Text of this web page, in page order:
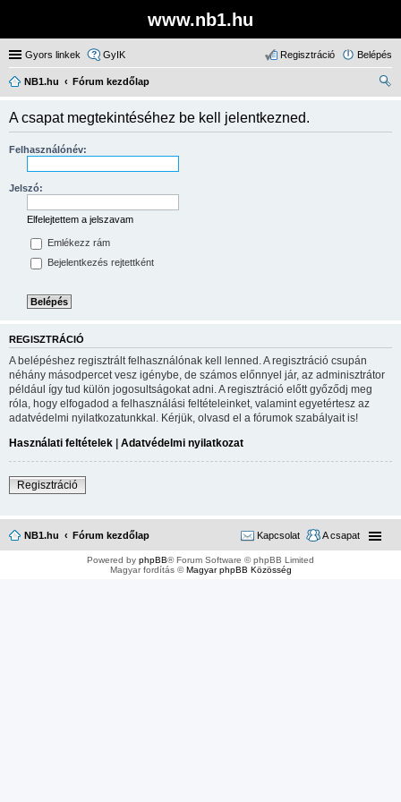
www.nb1.hu
Gyors linkek GyIK Belépés
Regisztráció
NB1.hu
Fórum kezdőlap
A csapat megtekintéséhez be kell jelentkezned.
Felhasználónév:
Jelszó:
Elfelejtettem a jelszavam
Emlékezz rám
Bejelentkezés rejtettként
REGISZTRÁCIÓ
A belépéshez regisztrált felhasználónak kell lenned. A regisztráció csupán
néhány másodpercet vesz igénybe, de számos előnnyel jár, az adminisztrátor
például így tud külön jogosultságokat adni. A regisztráció előtt győződj meg
róla, hogy elfogadod a felhasználási feltételeinket, valamint egyetértesz az
adatvédelmi nyilatkozatunkkal. Kérjük, olvasd el a fórumok szabályait is!
Használati feltételek | Adatvédelmi nyilatkozat
Regisztráció
NB1.hu Fórum kezdőlap A csapat
Kapcsolat
Powered by phpBB® Forum Software © phpBB Limited
Magyar fordítás ©Magyar phpBB Közösség